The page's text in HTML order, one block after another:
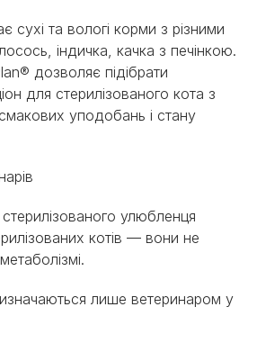
сухі та вологі корми з різними
індичка, качка з печінкою.
дозволяє підібрати
для стерилізованого кота з
уподобань і стану
улюбленця
котів — вони не
лише ветеринаром у